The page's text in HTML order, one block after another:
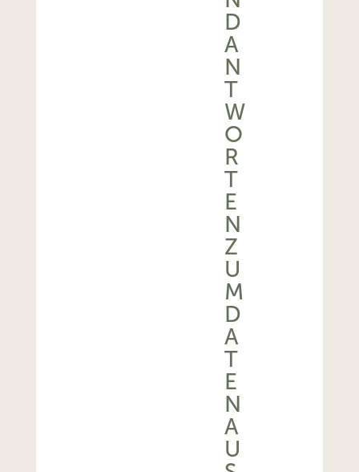
D
A
N
T
W
O
R
T
E
N
Z
U
M
D
A
T
E
N
A
U